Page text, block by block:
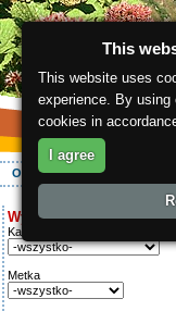
O regionie Aktywnie
Wyszukiwanie:
Kategoria
Metka
This
This website uses
experience. By using
cookies in
I agree